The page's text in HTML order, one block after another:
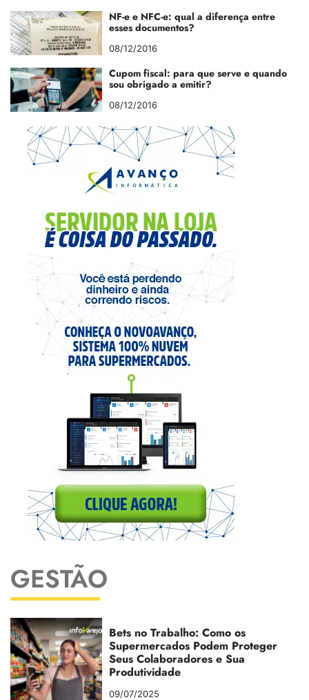
NF-e e NFC-e: qual a diferença entre
esses documentos?
08/12/2016
Cupom fiscal: para que serve e quando
sou obrigado a emitir?
08/12/2016
GESTÃO
Bets no Trabalho: Como os
Supermercados Podem Proteger
Seus Colaboradores e Sua
Produtividade
09/07/2025